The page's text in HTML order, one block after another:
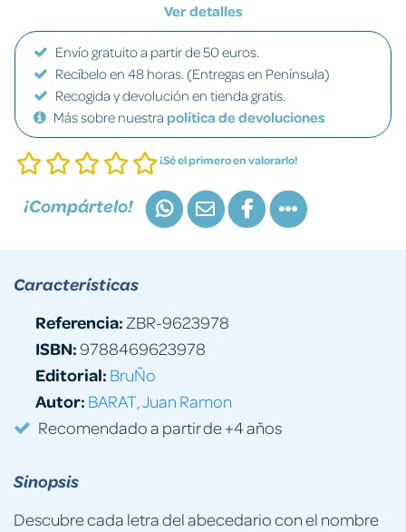
Ver detalles
Envío gratuito a partir de 50 euros.
Recíbelo en 48 horas. (Entregas en Península)
Recogida y devolución en tienda gratis.
Más sobre nuestra política de devoluciones
¡Sé el primero en valorarlo!
¡Compártelo!
Sinopsis
Descubre cada letra del abecedario con el nombre
Características
Referencia: ZBR-9623978
ISBN:9788469623978
Editorial: BruÑo
Autor: BARAT, Juan Ramon
Recomendado a partir de +4 años